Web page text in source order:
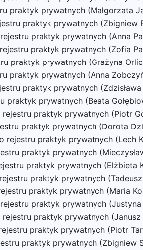
praktyk prywatnych (Małgorzata
praktyk prywatnych (Zbigniew
praktyk prywatnych (Anna
praktyk prywatnych (Zofia
praktyk prywatnych (Grażyna
praktyk prywatnych (Anna
praktyk prywatnych (Zdzisława
praktyk prywatnych (Beata
rejestru praktyk prywatnych (Piotr
praktyk prywatnych (Dorota
rejestru praktyk prywatnych (Lech
praktyk prywatnych
praktyk prywatnych (Elżbieta
praktyk prywatnych
praktyk prywatnych (Maria
praktyk prywatnych (Justyna
rejestru praktyk prywatnych (Janusz
praktyk prywatnych (Piotr
praktyk prywatnych (Zbigniew